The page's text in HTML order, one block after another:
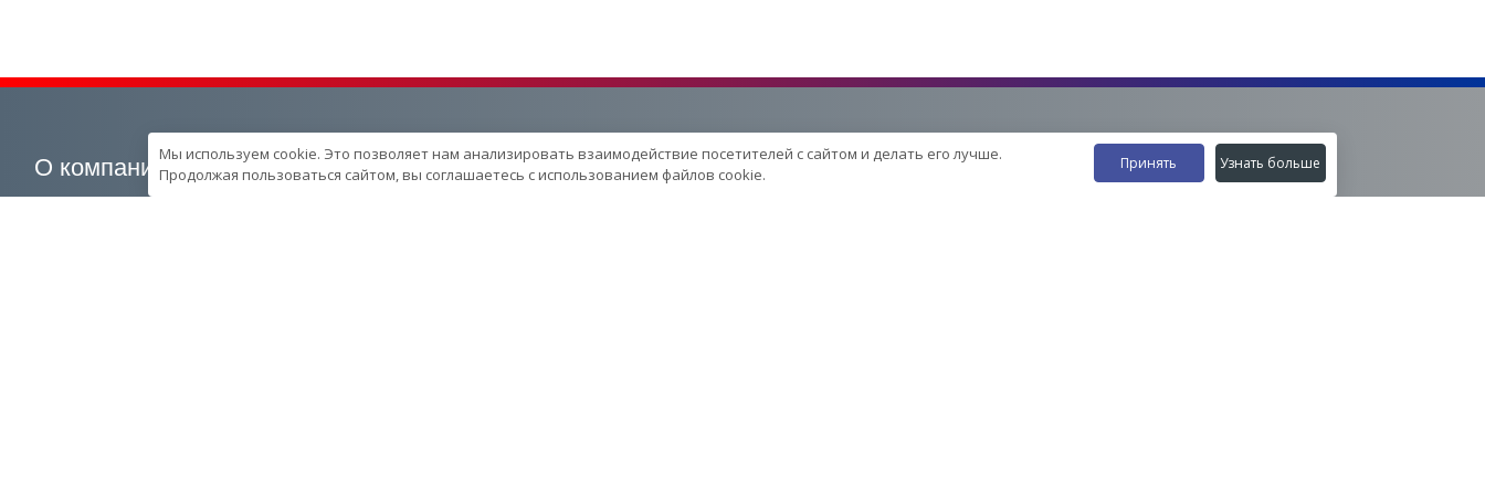
О компании Наша продукция Услуги
Наши контакты
Мы используем cookie. Это позволяет нам анализировать взаимодействие посетителей с сайтом и делать его лучше.
Продолжая пользоваться сайтом, вы соглашаетесь с использованием файлов cookie.
Принять Узнать больше